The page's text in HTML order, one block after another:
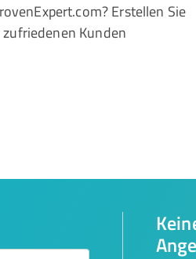
Erstellen Sie
Kunden